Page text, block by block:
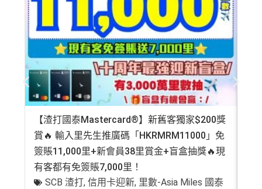
【渣打國泰Mastercard®】新舊客獨家$200獎
賞🔥 輸入里先生推廣碼「HKRMRM11000」免
簽賬11,000里+新會員38里賞金+盲盒抽獎🔥現
有客都有免簽賬7,000里！
SCB 渣打,信用卡迎新, 里數-Asia Miles 國泰